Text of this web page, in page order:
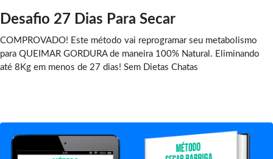
Desafio 27 Dias Para Secar
COMPROVADO! Este método vai reprogramar seu metabolismo
para QUEIMAR GORDURA de maneira 100% Natural. Eliminando
até 8Kg em menos de 27 dias! Sem Dietas Chatas